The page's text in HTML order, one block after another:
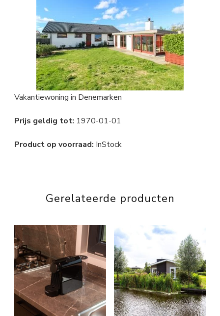
Vakantiewoning in Denemarken
Prijs geldig tot: 1970-01-01
Product op voorraad: InStock
Gerelateerde producten